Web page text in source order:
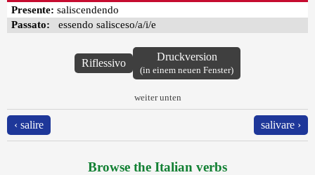
Presente: saliscendendo
Passato: essendo salisceso/a/i/e
Riflessivo
Druckversion
(in einem neuen Fenster)
weiter unten
‹ salire salivare ›
Browse the Italian verbs